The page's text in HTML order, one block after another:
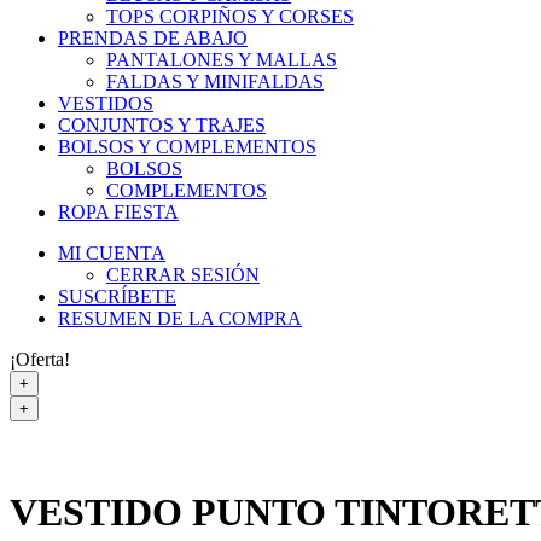
TOPS CORPIÑOS Y CORSES
PRENDAS DE ABAJO
PANTALONES Y MALLAS
FALDAS Y MINIFALDAS
VESTIDOS
CONJUNTOS Y TRAJES
BOLSOS Y COMPLEMENTOS
BOLSOS
COMPLEMENTOS
ROPA FIESTA
MI CUENTA
CERRAR SESIÓN
SUSCRÍBETE
RESUMEN DE LA COMPRA
¡Oferta!
+
+
VESTIDO PUNTO